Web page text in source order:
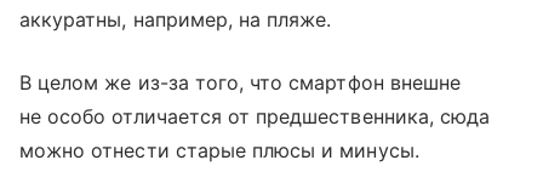
аккуратны, например, на пляже.
В целом же из-за того, что смартфон внешне
не особо отличается от предшественника, сюда
можно отнести старые плюсы и минусы.